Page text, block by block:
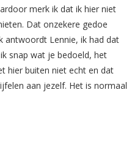
merk ik dat ik hier niet
Dat onzekere gedoe
antwoordt Lennie, ik had dat
snap wat je bedoeld, het
hier buiten niet echt en dat
aan jezelf. Het is normaal